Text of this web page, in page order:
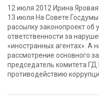
12 июля 2012 Ирина
13 июля На Совете
рассылку законопроект об
ответственности за
«иностранных агентах». А
рассмотрение основного
председатель комитета
противодействию